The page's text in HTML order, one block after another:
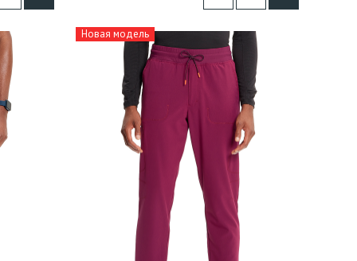
Новая модель